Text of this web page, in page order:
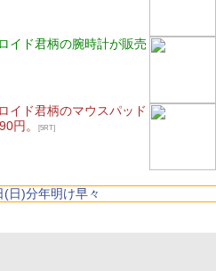
イド君柄の腕時計が販売
イド君柄のマウスパッド
円。
[5RT]
日)分年明け早々